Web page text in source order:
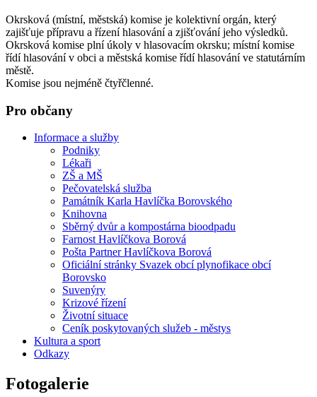
Okrsková (místní, městská) komise je kolektivní orgán, který
zajišťuje přípravu a řízení hlasování a zjišťování jeho výsledků.
Okrsková komise plní úkoly v hlasovacím okrsku; místní komise
řídí hlasování v obci a městská komise řídí hlasování ve statutárním
městě.
Komise jsou nejméně čtyřčlenné.
Pro občany
Informace a služby
Podniky
Lékaři
ZŠ a MŠ
Pečovatelská služba
Památník Karla Havlíčka Borovského
Knihovna
Sběrný dvůr a kompostárna bioodpadu
Farnost Havlíčkova Borová
Pošta Partner Havlíčkova Borová
Oficiální stránky Svazek obcí plynofikace obcí
Borovsko
Suvenýry
Krizové řízení
Životní situace
Ceník poskytovaných služeb - městys
Kultura a sport
Odkazy
Fotogalerie